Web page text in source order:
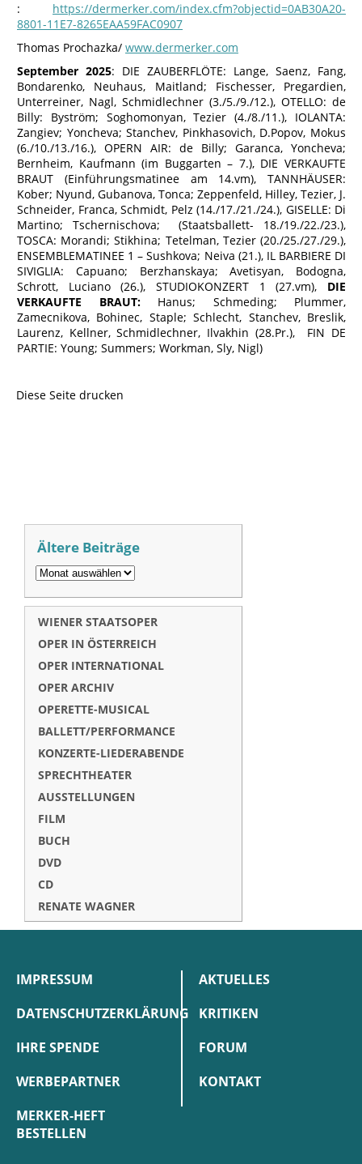
: https://dermerker.com/index.cfm?objectid=0AB30A20-
8801-11E7-8265EAA59FAC0907
Thomas Prochazka/ www.dermerker.com
September 2025: DIE ZAUBERFLÖTE: Lange, Saenz, Fang,
Bondarenko, Neuhaus, Maitland; Fischesser, Pregardien,
Unterreiner, Nagl, Schmidlechner (3./5./9./12.), OTELLO: de
Billy: Byström; Soghomonyan, Tezier (4./8./11.), IOLANTA:
Zangiev; Yoncheva; Stanchev, Pinkhasovich, D.Popov, Mokus
(6./10./13./16.), OPERN AIR: de Billy; Garanca, Yoncheva;
Bernheim, Kaufmann (im Buggarten – 7.), DIE VERKAUFTE
BRAUT (Einführungsmatinee am 14.vm), TANNHÄUSER:
Kober; Nyund, Gubanova, Tonca; Zeppenfeld, Hilley, Tezier, J.
Schneider, Franca, Schmidt, Pelz (14./17./21./24.), GISELLE: Di
Martino; Tschernischova; (Staatsballett- 18./19./22./23.),
TOSCA: Morandi; Stikhina; Tetelman, Tezier (20./25./27./29.),
ENSEMBLEMATINEE 1 – Sushkova; Neiva (21.), IL BARBIERE DI
SIVIGLIA: Capuano; Berzhanskaya; Avetisyan, Bodogna,
Schrott, Luciano (26.), STUDIOKONZERT 1 (27.vm), DIE
VERKAUFTE BRAUT:Hanus; Schmeding; Plummer,
Zamecnikova, Bohinec, Staple; Schlecht, Stanchev, Breslik,
Laurenz, Kellner, Schmidlechner, Ilvakhin (28.Pr.), FIN DE
PARTIE: Young; Summers; Workman, Sly, Nigl)
Diese Seite drucken
Ältere Beiträge
WIENER STAATSOPER
OPER IN ÖSTERREICH
OPER INTERNATIONAL
OPER ARCHIV
OPERETTE-MUSICAL
BALLETT/PERFORMANCE
KONZERTE-LIEDERABENDE
SPRECHTHEATER
AUSSTELLUNGEN
FILM
BUCH
DVD
CD
RENATE WAGNER
IMPRESSUM
DATENSCHUTZERKLÄRUNG
IHRE SPENDE
WERBEPARTNER
MERKER-HEFT
BESTELLEN
AKTUELLES
KRITIKEN
FORUM
KONTAKT